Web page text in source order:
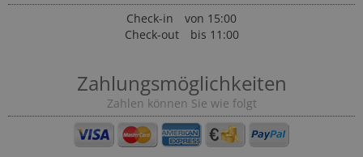
Check-in
von 15:00
Check-out
bis 11:00
Zahlungsmöglichkeiten
Zahlen können Sie wie folgt